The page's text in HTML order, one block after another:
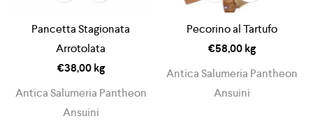
Pancetta Stagionata
Arrotolata
€38,00kg
Antica Salumeria Pantheon
Ansuini
Pecorino al Tartufo
€58,00kg
Antica Salumeria Pantheon
Ansuini